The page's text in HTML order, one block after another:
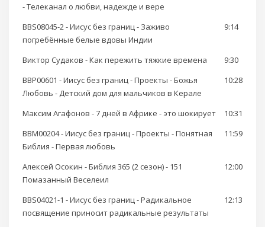
- Телеканал о любви, надежде и вере
BBS08045-2 - Иисус без границ - Заживо
погребённые белые вдовы Индии
9:14
Виктор Судаков - Как пережить тяжкие времена
9:30
BBP00601 - Иисус без границ - Проекты - Божья
Любовь - Детский дом для мальчиков в Керале
10:28
Максим Агафонов - 7 дней в Африке - это шокирует
10:31
BBM00204 - Иисус без границ - Проекты - Понятная
Библия - Первая любовь
11:59
Алексей Осокин - Библия 365 (2 сезон) - 151
Помазанный Веселеил
12:00
BBS04021-1 - Иисус без границ - Радикальное
посвящение приносит радикальные результаты
12:13